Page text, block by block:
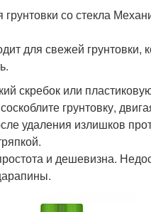
со стекла
для свежей грунтовки,
скребок или
грунтовку,
удаления излишков
и дешевизна.